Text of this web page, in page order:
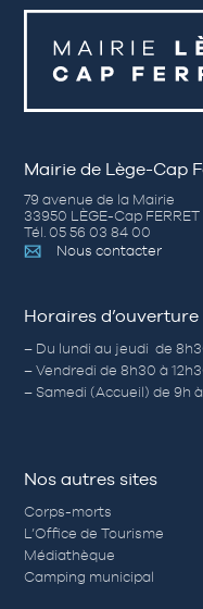
Mairie de Lège-Cap
79 avenue de la Mairie
33950 LÈGE-Cap FERRET
Tél. 05 56 03 84 00
Nous contacter
Horaires d’ouverture
– Du lundi au jeudi de
– Vendredi de 8h30 à
– Samedi (Accueil) de 9h à
Nos autres sites
Corps-morts
L’Office de Tourisme
Médiathèque
Camping municipal